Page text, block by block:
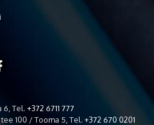
6, Tel. +372 6711 777
100 / Tooma 5, Tel. +372 670 0201